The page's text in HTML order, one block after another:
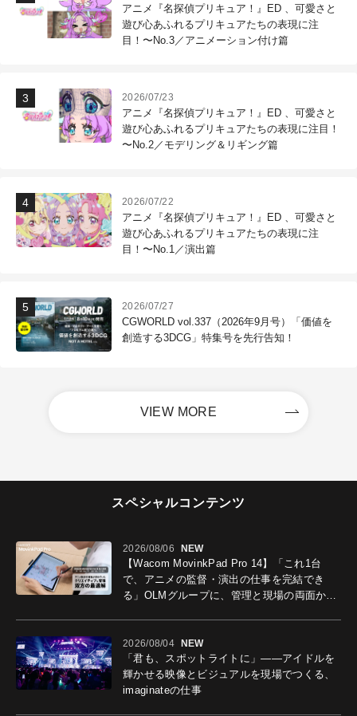
アニメ『名探偵プリキュア！』ED 、可愛さと
遊び心あふれるプリキュアたちの表現に注
目！〜No.3／アニメーション付け篇
2026/07/23
アニメ『名探偵プリキュア！』ED 、可愛さと
遊び心あふれるプリキュアたちの表現に注目！
〜No.2／モデリング＆リギング篇
2026/07/22
アニメ『名探偵プリキュア！』ED 、可愛さと
遊び心あふれるプリキュアたちの表現に注
目！〜No.1／演出篇
2026/07/27
CGWORLD vol.337（2026年9月号）「価値を
創造する3DCG」特集号を先行告知！
VIEW MORE
スペシャルコンテンツ
2026/08/06 NEW
【Wacom MovinkPad Pro 14】「これ1台
で、アニメの監督・演出の仕事を完結でき
る」OLMグループに、管理と現場の両面から
2026/08/04 NEW
「君も、スポットライトに」――アイドルを
輝かせる映像とビジュアルを現場でつくる、
imaginateの仕事